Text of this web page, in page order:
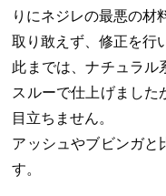
りにネジレの最悪の材
取り敢えず、修正を行
此までは、ナチュラル
スルーで仕上げました
目立ちません。
アッシュやブビンガと
す。